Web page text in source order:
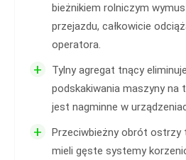
bieżnikiem rolniczym
przejazdu, całkowicie
operatora.
+
Tylny agregat tnący
podskakiwania maszyny na
jest nagminne w
+
Przeciwbieżny obrót ostrzy
mieli gęste systemy